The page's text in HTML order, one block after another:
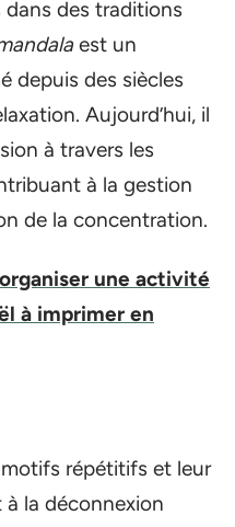
dans des traditions
est un
depuis des siècles
Aujourd’hui, il
à travers les
à la gestion
de la concentration.
une activité
à imprimer en
répétitifs et leur
la déconnexion